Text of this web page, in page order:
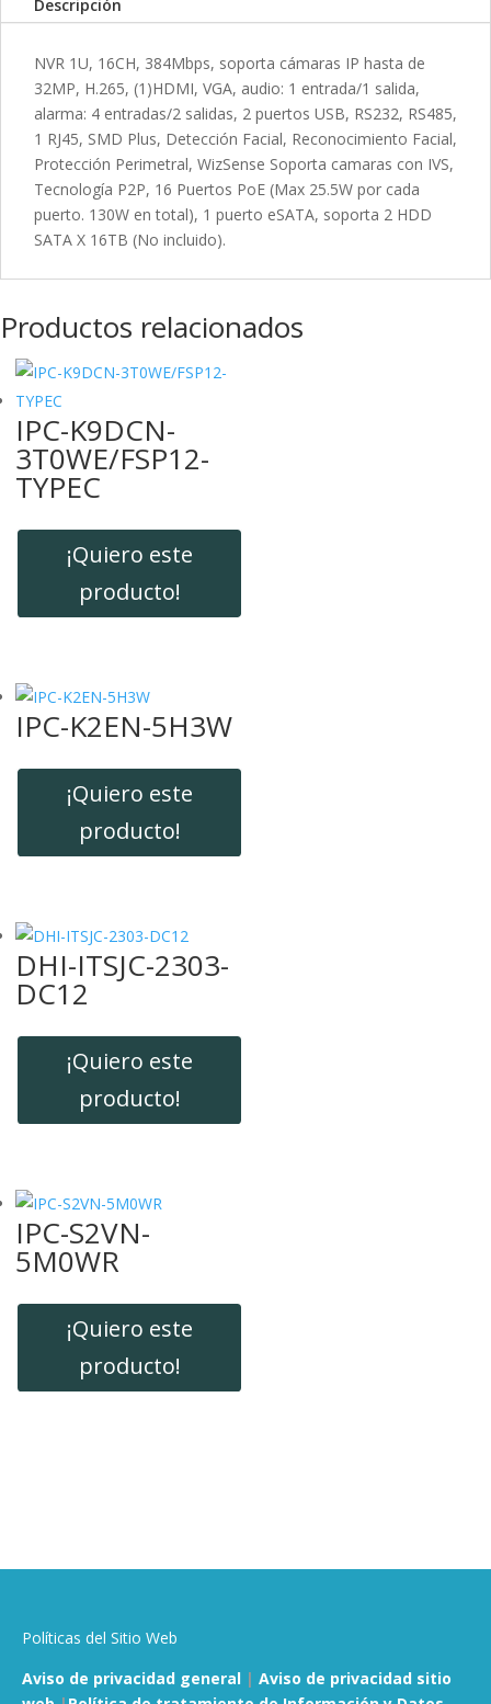
Descripción
NVR 1U, 16CH, 384Mbps, soporta cámaras IP hasta de
32MP, H.265, (1)HDMI, VGA, audio: 1 entrada/1 salida,
alarma: 4 entradas/2 salidas, 2 puertos USB, RS232, RS485,
1 RJ45, SMD Plus, Detección Facial, Reconocimiento Facial,
Protección Perimetral, WizSense Soporta camaras con IVS,
Tecnología P2P, 16 Puertos PoE (Max 25.5W por cada
puerto. 130W en total), 1 puerto eSATA, soporta 2 HDD
SATA X 16TB (No incluido).
Productos relacionados
IPC-K9DCN-
3T0WE/FSP12-
TYPEC
¡Quiero este
producto!
IPC-K2EN-5H3W
¡Quiero este
producto!
DHI-ITSJC-2303-
DC12
¡Quiero este
producto!
IPC-S2VN-
5M0WR
¡Quiero este
producto!
Políticas del Sitio Web
Aviso de privacidad general | Aviso de privacidad sitio